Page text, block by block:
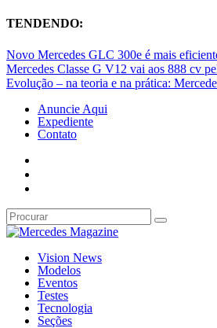
TENDENDO:
Novo Mercedes GLC 300e é mais
Mercedes Classe G V12 vai aos 888 cv
Evolução – na teoria e na prática:
Anuncie Aqui
Expediente
Contato
Vision News
Modelos
Eventos
Testes
Tecnologia
Seções